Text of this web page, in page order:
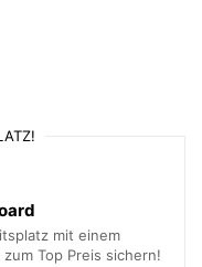
mit einem
Top Preis sichern!